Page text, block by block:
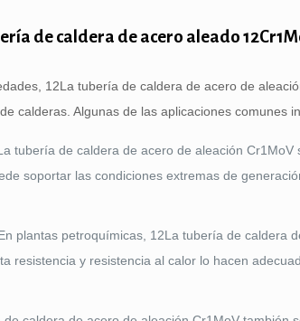
de caldera de acero aleado
12La tubería de caldera de acero de
calderas. Algunas de las aplicaciones comunes
tubería de caldera de acero de aleación
soportar las condiciones extremas de
plantas petroquímicas, 12La tubería de caldera
resistencia y resistencia al calor lo hacen